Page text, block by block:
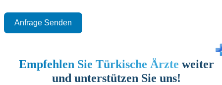
Anfrage Senden
Empfehlen Sie Türkische Ärzte weiter
und unterstützen Sie uns!